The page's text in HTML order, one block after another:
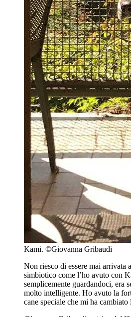
Kami. ©Giovanna Gribaudi
Non riesco di essere mai arrivata
simbiotico come l’ho avuto con
semplicemente guardandoci, era
molto intelligente. Ho avuto la
cane speciale che mi ha cambiato